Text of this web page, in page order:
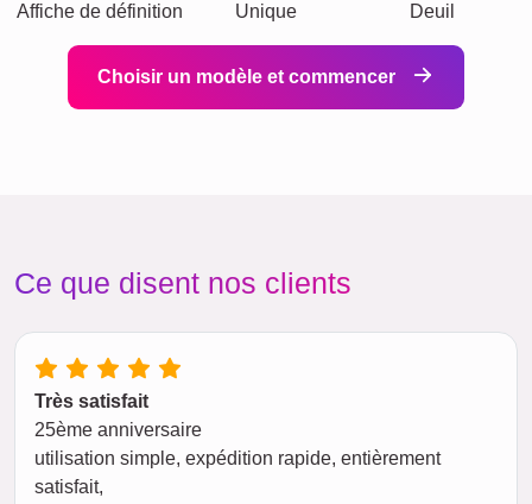
Affiche de définition Unique Deuil
Choisir un modèle et commencer
Ce que disent nos clients
Très satisfait
25ème anniversaire
utilisation simple, expédition rapide, entièrement
satisfait,